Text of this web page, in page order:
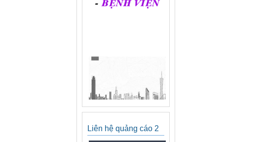
Liên hệ quảng cáo 2